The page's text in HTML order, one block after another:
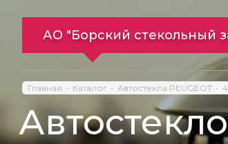
АО "Борский стекольный
Главная Каталог Автостекла PEUGEOT